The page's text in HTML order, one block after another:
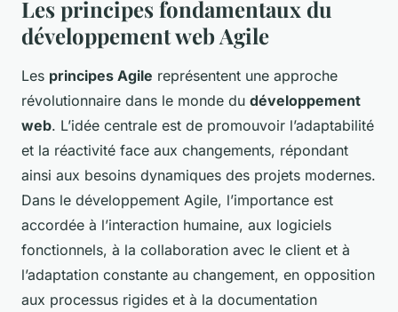
Les principes fondamentaux du
développement web Agile
Les principes Agile représentent une approche
révolutionnaire dans le monde du développement
web. L’idée centrale est de promouvoir l’adaptabilité
et la réactivité face aux changements, répondant
ainsi aux besoins dynamiques des projets modernes.
Dans le développement Agile, l’importance est
accordée à l’interaction humaine, aux logiciels
fonctionnels, à la collaboration avec le client et à
l’adaptation constante au changement, en opposition
aux processus rigides et à la documentation